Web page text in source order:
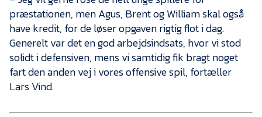
præstationen, men Agus, Brent og William skal også
have kredit, for de løser opgaven rigtig flot i dag.
Generelt var det en god arbejdsindsats, hvor vi stod
solidt i defensiven, mens vi samtidig fik bragt noget
fart den anden vej i vores offensive spil, fortæller
Lars Vind.